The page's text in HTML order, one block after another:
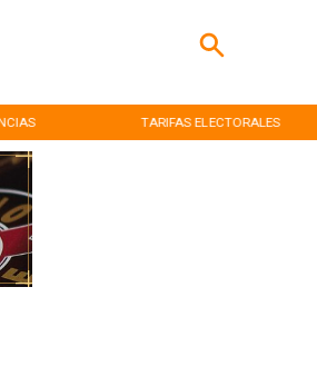
TARIFAS ELECTORALES